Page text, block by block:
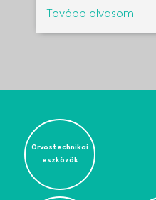
Tovább olvasom
Orvostechnikai
eszközök